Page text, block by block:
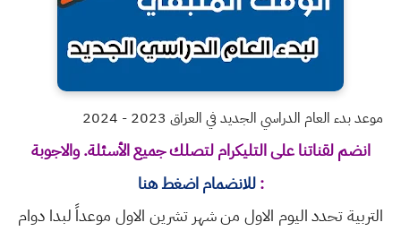
موعد بدء العام الدراسي الجديد في العراق 2023 - 2024
انضم لقناتنا على التليكرام لتصلك جميع الأسئلة. والاجوبة
: للانضمام اضغط هنا
التربية تحدد اليوم الاول من شهر تشرين الاول موعداً لبدا دوام